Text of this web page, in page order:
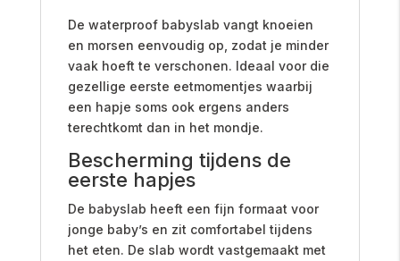
De waterproof babyslab vangt knoeien
en morsen eenvoudig op, zodat je minder
vaak hoeft te verschonen. Ideaal voor die
gezellige eerste eetmomentjes waarbij
een hapje soms ook ergens anders
terechtkomt dan in het mondje.
Bescherming tijdens de
eerste hapjes
De babyslab heeft een fijn formaat voor
jonge baby’s en zit comfortabel tijdens
het eten. De slab wordt vastgemaakt met